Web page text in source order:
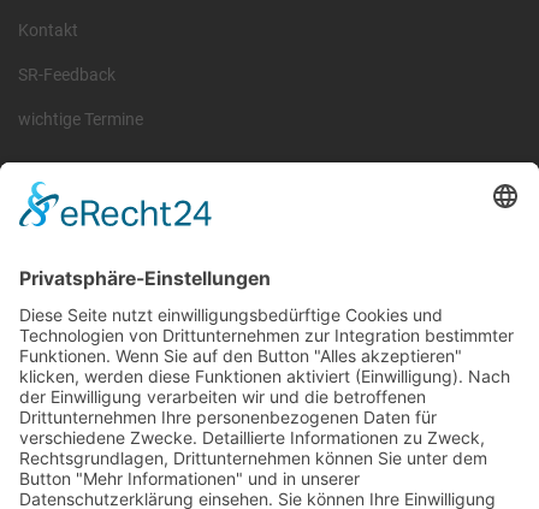
Kontakt
SR-Feedback
wichtige Termine
Information
Sachsen und Thüringen. Er ist als eingetragener Verein tätig und
gleichzeitig Veranstalter der Spiele der Regionalliga in
verschiedenen Ligen.